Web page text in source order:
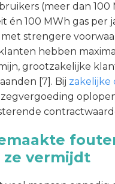
(meer dan 100
én 100 MWh gas per
strengere
hebben
grootzakelijke
[7]. Bij zakelijke
ze vermijdt